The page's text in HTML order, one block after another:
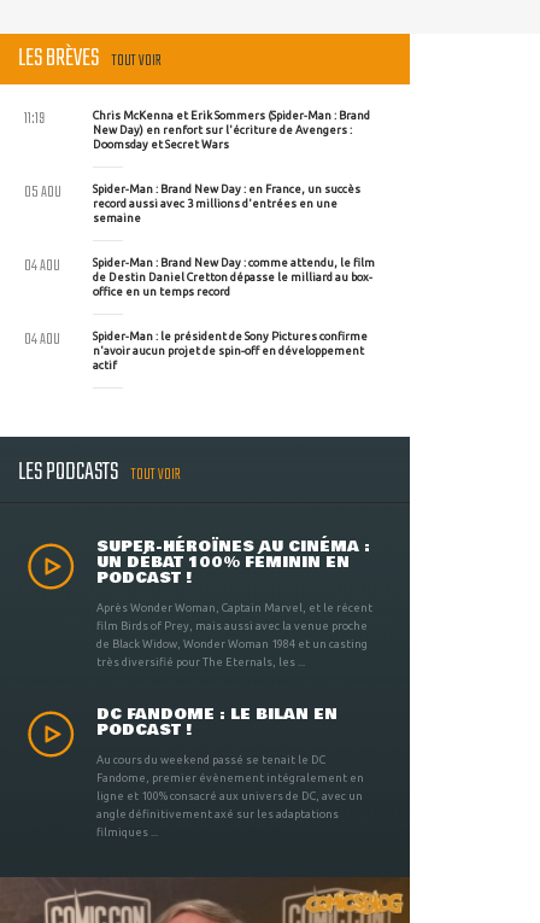
LES BRÈVES TOUT VOIR
Chris McKenna et Erik Sommers (Spider-Man : Brand
New Day) en renfort sur l'écriture de Avengers :
Doomsday et Secret Wars
11:19
Spider-Man : Brand New Day : en France, un succès
record aussi avec 3 millions d'entrées en une
semaine
05 AOU
Spider-Man : Brand New Day : comme attendu, le film
de Destin Daniel Cretton dépasse le milliard au box-
office en un temps record
04 AOU
Spider-Man : le président de Sony Pictures confirme
n'avoir aucun projet de spin-off en développement
actif
04 AOU
LES PODCASTS TOUT VOIR
SUPER-HÉROÏNES AU CINÉMA :
UN DÉBAT 100% FÉMININ EN
PODCAST !
Après Wonder Woman, Captain Marvel, et le récent
film Birds of Prey, mais aussi avec la venue proche
de Black Widow, Wonder Woman 1984 et un casting
très diversifié pour The Eternals, les ...
DC FANDOME : LE BILAN EN
PODCAST !
Au cours du weekend passé se tenait le DC
Fandome, premier évènement intégralement en
ligne et 100% consacré aux univers de DC, avec un
angle définitivement axé sur les adaptations
filmiques ...